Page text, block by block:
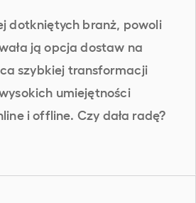
dotkniętych branż, powoli
ją opcja dostaw na
szybkiej transformacji
umiejętności
i offline. Czy dała radę?